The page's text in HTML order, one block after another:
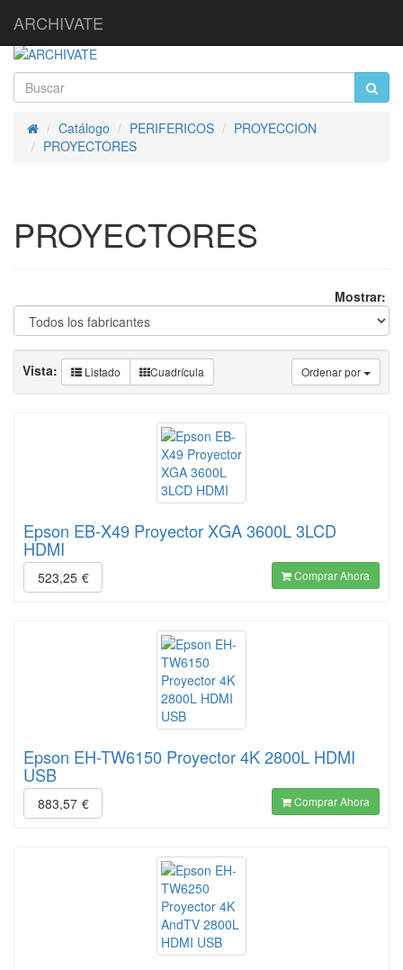
ARCHIVATE
InicioCatálogo PERIFERICOS
PROYECCION
PROYECTORES
PROYECTORES
Mostrar:
Ordenar por
Vista: Listado Cuadrícula
Epson EB-X49 Proyector XGA 3600L 3LCD
HDMI
523,25 € Comprar Ahora
Epson EH-TW6150 Proyector 4K 2800L HDMI
USB
883,57 € Comprar Ahora